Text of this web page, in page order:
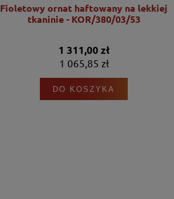
Fioletowy ornat haftowany na lekkiej
tkaninie - KOR/380/03/53
1 311,00 zł
1 065,85 zł
DO KOSZYKA